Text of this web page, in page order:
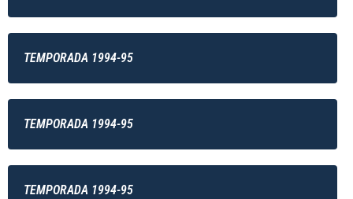
TEMPORADA 1994-95
TEMPORADA 1994-95
TEMPORADA 1994-95